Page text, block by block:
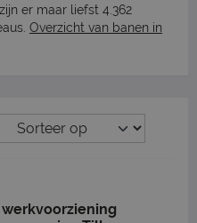
er maar liefst 4.362
Overzicht van banen in